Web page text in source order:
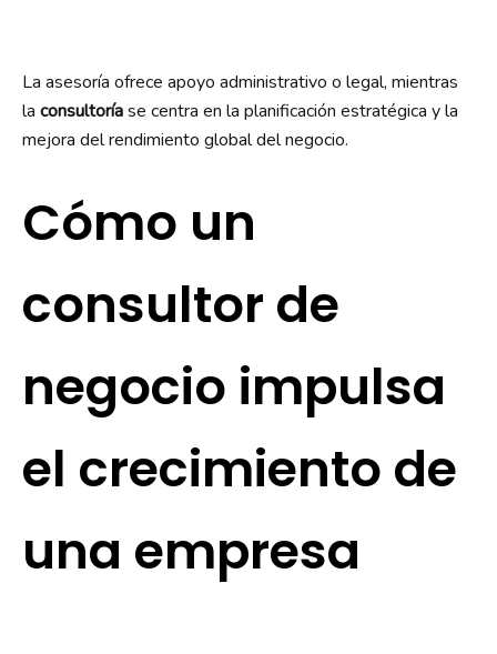
La asesoría ofrece apoyo administrativo o legal, mientras
la consultoríase centra en la planificación estratégica y la
mejora del rendimiento global del negocio.
Cómo un
consultor de
negocio impulsa
el crecimiento de
una empresa